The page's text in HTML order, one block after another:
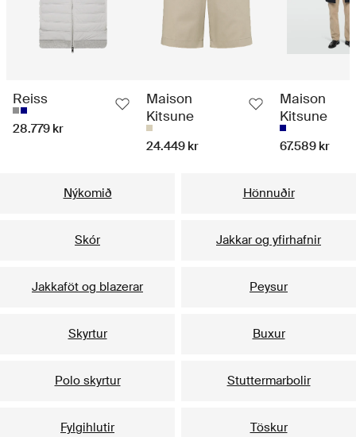
Reiss
28.779 kr
Maison
Kitsune
24.449 kr
Maison
Kitsune
67.589 kr
Nýkomið Hönnuðir
Skór Jakkar og yfirhafnir
Jakkaföt og blazerar Peysur
Skyrtur Buxur
Polo skyrtur Stuttermarbolir
Fylgihlutir Töskur